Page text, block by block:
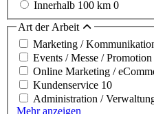
Innerhalb 100 km 0
Art der Arbeit
Marketing /
Events / Messe / Promotion
Online Marketing /
Kundenservice 10
Administration /
Mehr anzeigen